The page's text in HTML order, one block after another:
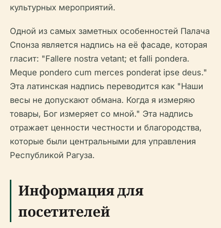
культурных мероприятий.
Одной из самых заметных особенностей Палача
Спонза является надпись на её фасаде, которая
гласит: "Fallere nostra vetant; et falli pondera.
Meque pondero cum merces ponderat ipse deus."
Эта латинская надпись переводится как "Наши
весы не допускают обмана. Когда я измеряю
товары, Бог измеряет со мной." Эта надпись
отражает ценности честности и благородства,
которые были центральными для управления
Республикой Рагуза.
Информация для
посетителей